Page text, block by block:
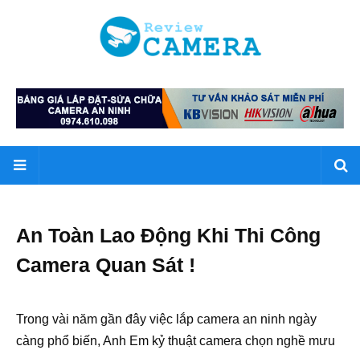
An Toàn Lao Động Khi Thi Công
Camera Quan Sát !
Trong vài năm gần đây việc lắp camera an ninh ngày
càng phổ biến, Anh Em kỷ thuật camera chọn nghề mưu